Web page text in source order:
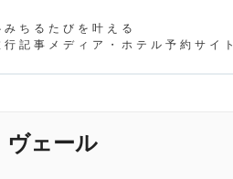
みちるたびを叶える
行記事メディア・ホテル予約サイト
ヴェール